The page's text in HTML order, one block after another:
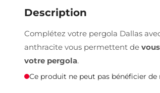
Description
Complétez votre pergola Dallas
anthracite vous permettent de
votre pergola.
Ce produit ne peut pas bénéficier de